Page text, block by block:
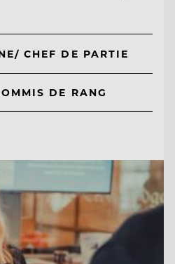
CHEF DE PARTIE
DE RANG